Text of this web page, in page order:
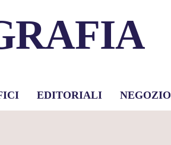
EDITORIALI NEGOZIO